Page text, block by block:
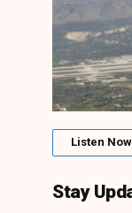
Listen Now
Stay